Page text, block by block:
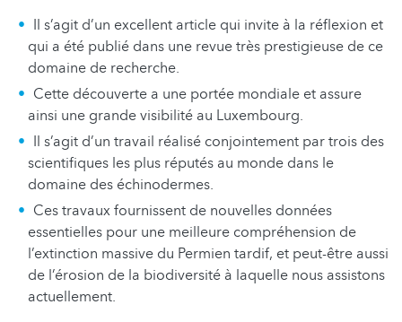
Il s’agit d’un excellent article qui invite à la réflexion et
qui a été publié dans une revue très prestigieuse de ce
domaine de recherche.
Cette découverte a une portée mondiale et assure
ainsi une grande visibilité au Luxembourg.
Il s’agit d’un travail réalisé conjointement par trois des
scientifiques les plus réputés au monde dans le
domaine des échinodermes.
Ces travaux fournissent de nouvelles données
essentielles pour une meilleure compréhension de
l’extinction massive du Permien tardif, et peut-être aussi
de l’érosion de la biodiversité à laquelle nous assistons
actuellement.